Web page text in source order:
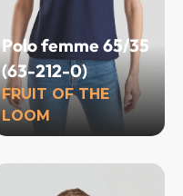
Polo femme 65/35
(63-212-0)
FRUIT OF THE
LOOM